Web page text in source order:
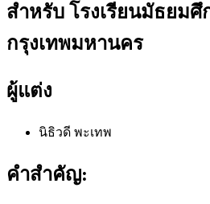
สำหรับ โรงเรียนมัธยมศึ
กรุงเทพมหานคร
ผู้แต่ง
นิธิวดี พะเทพ
คำสำคัญ: